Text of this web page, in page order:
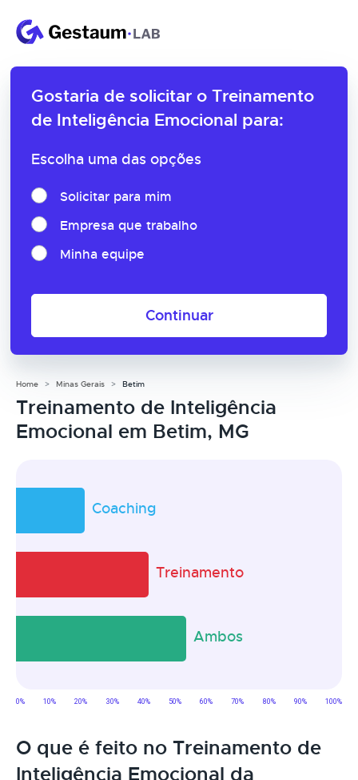
Gostaria de solicitar o Treinamento
de Inteligência Emocional para:
Escolha uma das opções
Solicitar para mim
Empresa que trabalho
Minha equipe
Continuar
Home Minas Gerais Betim
Treinamento de Inteligência
Emocional em Betim, MG
O que é feito no Treinamento de
Inteligência Emocional da